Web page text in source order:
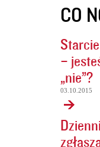
CO
–
„nie”?
03.10.2015